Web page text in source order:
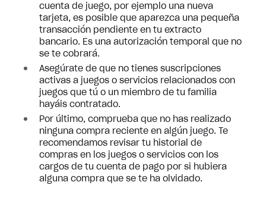
cuenta de juego, por ejemplo una nueva
tarjeta, es posible que aparezca una pequeña
transacción pendiente en tu extracto
bancario. Es una autorización temporal que no
se te cobrará.
Asegúrate de que no tienes suscripciones
activas a juegos o servicios relacionados con
juegos que tú o un miembro de tu familia
hayáis contratado.
Por último, comprueba que no has realizado
ninguna compra reciente en algún juego. Te
recomendamos revisar tu historial de
compras en los juegos o servicios con los
cargos de tu cuenta de pago por si hubiera
alguna compra que se te ha olvidado.